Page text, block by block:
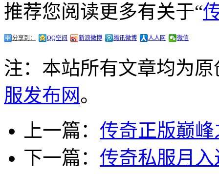
推荐您阅读更多有关于“
分享到： QQ空间 新浪微博 腾讯微博 人人网 微信
注：本站所有文章均为
服发布网。
上一篇： 传奇正版巅
下一篇： 传奇私服月